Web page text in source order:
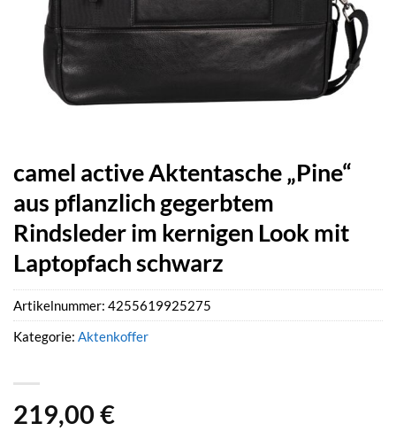
camel active Aktentasche „Pine“
aus pflanzlich gegerbtem
Rindsleder im kernigen Look mit
Laptopfach schwarz
219,00 €
Artikelnummer: 4255619925275
Kategorie: Aktenkoffer